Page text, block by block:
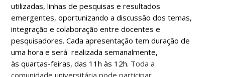
utilizadas, linhas de pesquisas e resultados
emergentes, oportunizando a discussão dos temas,
integração e colaboração entre docentes e
pesquisadores. Cada apresentaçãotem duração de
uma hora e será realizada semanalmente,
às quartas-feiras, das 11h às 12h. Toda a
comunidade universitária pode participar